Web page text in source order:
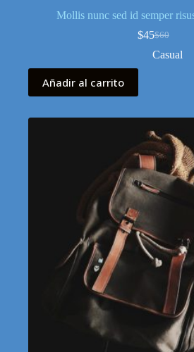
Mollis nunc sed id semper
$60
El
precio
$45El
precio
Casual
Añadir al carrito